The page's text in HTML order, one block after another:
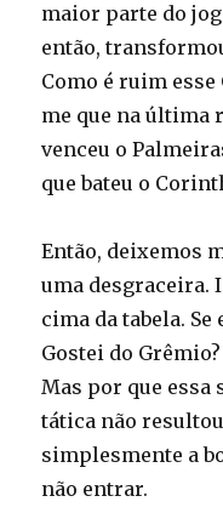
maior parte do
então,
Como é ruim
me que na última
venceu o
que bateu o
Então, deixemos
uma desgraceira.
cima da tabela. Se
Gostei do
Mas por que essa
tática não
simplesmente a
não entrar.